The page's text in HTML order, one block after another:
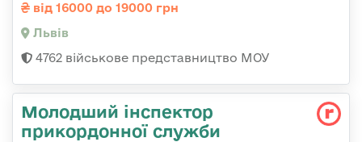
від 16000 до 19000 грн
Львів
4762 військове представництво МОУ
Молодший інспектор
прикордонної служби